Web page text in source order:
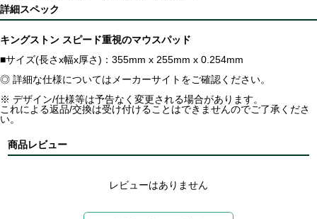
詳細スペック
キングストン スピード重視のマウスパッド
■サイズ(長さx幅x厚さ)：355mm x 255mm x 0.254mm
◎ 詳細な仕様についてはメーカーサイトをご確認ください。
※ デザイン/仕様等は予告なく変更される場合があります。
これによる返品/交換は受け付けることはできませんのでご了承くださ
い。
商品レビュー
レビューはありません